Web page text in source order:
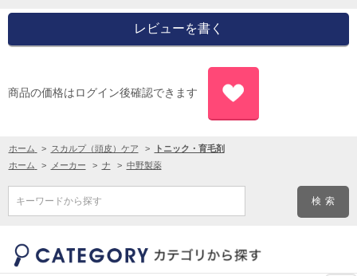
商品の価格はログイン後確認できます
ホーム > スカルプ（頭皮）ケア >
トニック・育毛剤
ホーム
> メーカー > ナ > 中野製薬
キーワードから探す